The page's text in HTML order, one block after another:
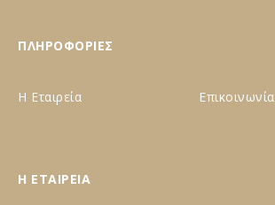
ΠΛΗΡΟΦΟΡΙΕΣ
Η Εταιρεία Επικοινωνία
Η ΕΤΑΙΡΕΙΑ